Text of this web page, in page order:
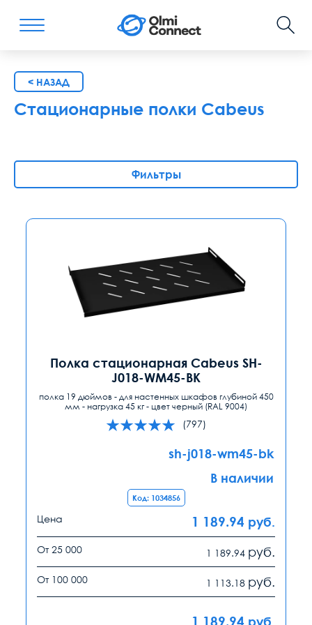
< НАЗАД
Стационарные полки Cabeus
Фильтры
Полка стационарная Cabeus SH-
J018-WM45-BK
полка 19 дюймов - для настенных шкафов глубиной 450
мм - нагрузка 45 кг - цвет черный (RAL 9004)
(797)
sh-j018-wm45-bk
В наличии
Код: 1034856
Цена 1 189.94 руб.
От 25 000 1 189.94 руб.
От 100 000 1 113.18 руб.
1 189.94 руб.